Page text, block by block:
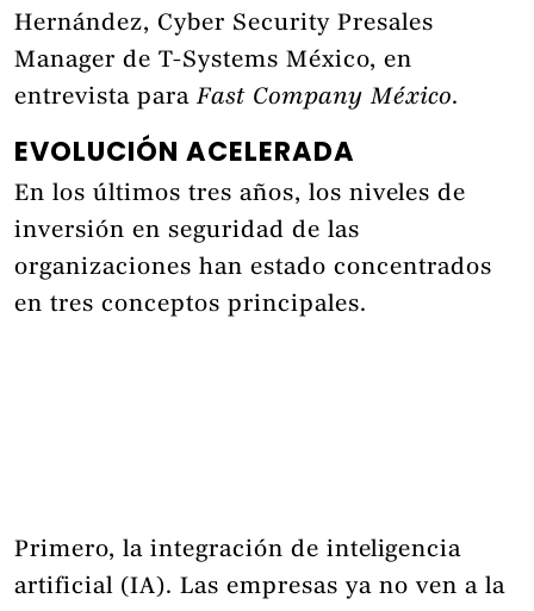
Hernández, Cyber Security Presales
Manager de T-Systems México, en
entrevista paraFast Company México.
EVOLUCIÓN ACELERADA
En los últimos tres años, los niveles de
inversión en seguridad de las
organizaciones han estado concentrados
en tres conceptos principales.
Primero, la integración de inteligencia
artificial (IA). Las empresas ya no ven a la